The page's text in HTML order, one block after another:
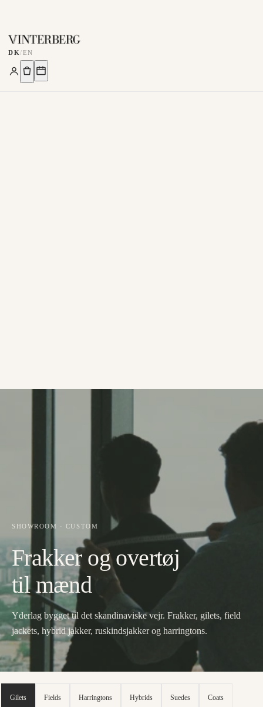
DK/EN
SHOWROOM · CUSTOM
Frakker og overtøj
til mænd
Yderlag bygget til det skandinaviske vejr. Frakker, gilets, field
jackets, hybrid jakker, ruskindsjakker og harringtons.
Gilets Fields Harringtons Hybrids Suedes Coats